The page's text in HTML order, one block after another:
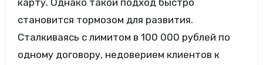
становится тормозом для развития.
Сталкиваясь с лимитом в 100 000 рублей по
одному договору, недоверием клиентов к